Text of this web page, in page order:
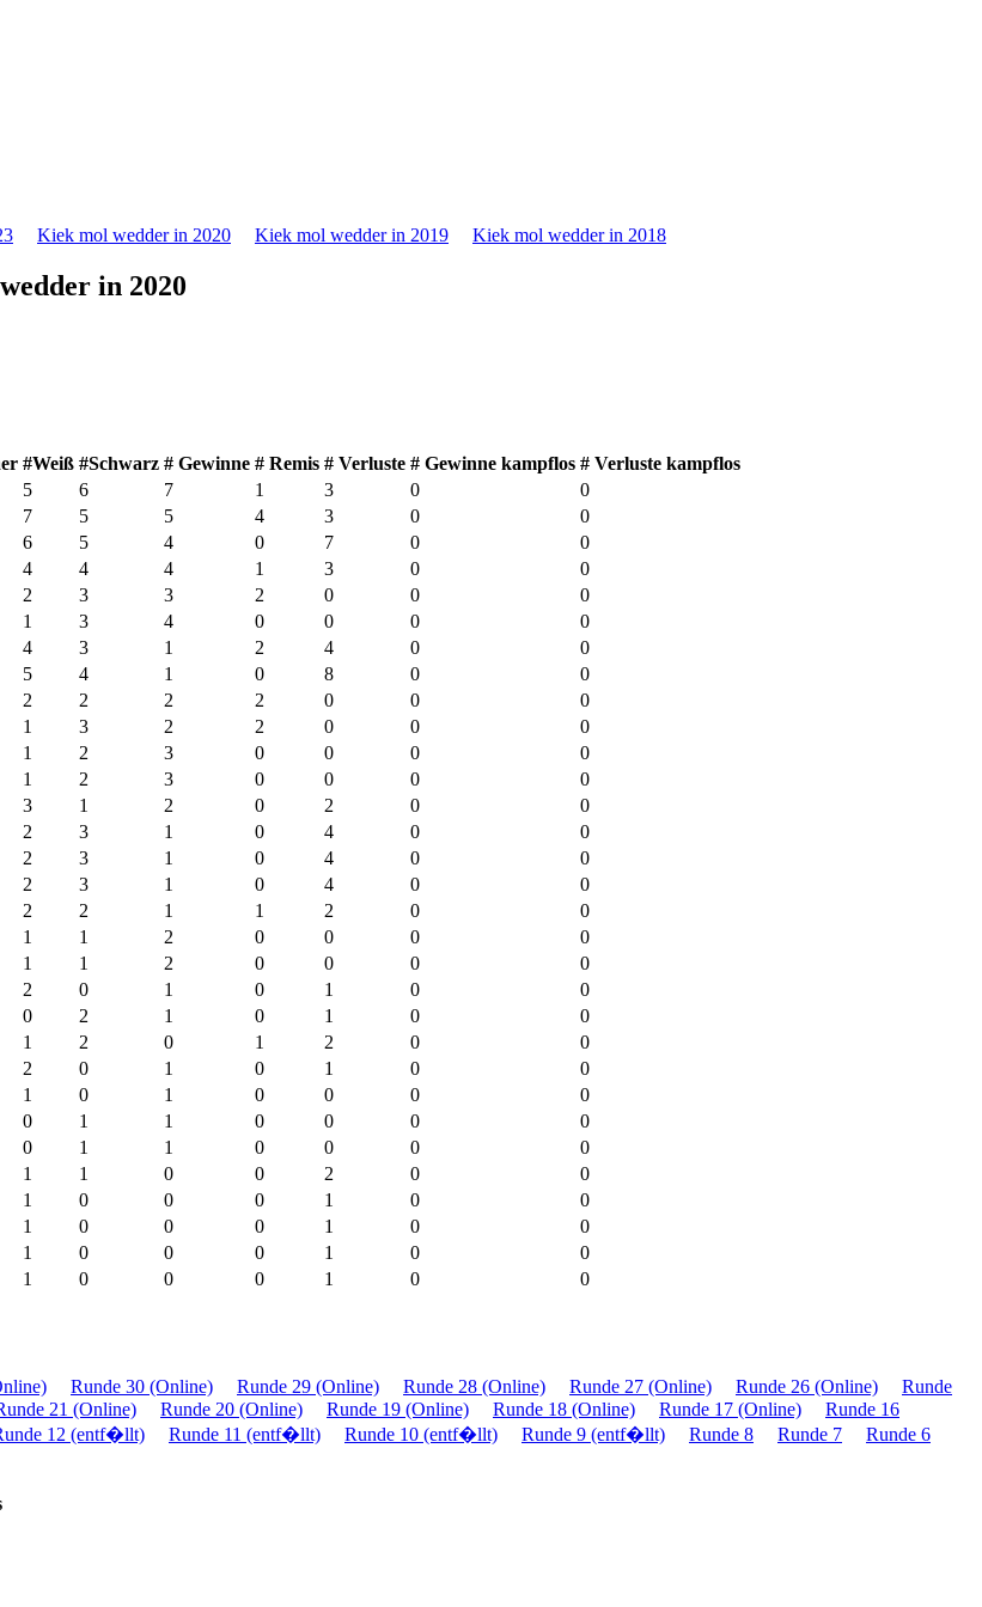
Kiek mol wedder in 2020 Kiek mol wedder in 2019 Kiek mol wedder in 2018
in 2020
#Weiß #Schwarz # Gewinne # Remis # Verluste # Gewinne kampflos # Verluste kampflos
5 6 7 1 3 0
0
7 5 5 4 3 0
0
6 5 4 0 7 0
0
4 4 4 1 3 0
0
2 3 3 2 0 0
0
1 3 4 0 0 0
0
4 3 1 2 4 0
0
5 4 1 0 8 0
0
2 2 2 2 0 0
0
1 3 2 2 0 0
0
1 2 3 0 0 0
0
1 2 3 0 0 0
0
3 1 2 0 2 0
0
2 3 1 0 4 0
0
2 3 1 0 4 0
0
2 3 1 0 4 0
0
2 2 1 1 2 0
0
1 1 2 0 0 0
0
1 1 2 0 0 0
0
2 0 1 0 1 0
0
0 2 1 0 1 0
0
1 2 0 1 2 0
0
2 0 1 0 1 0
0
1 0 1 0 0 0
0
0 1 1 0 0 0
0
0 1 1 0 0 0
0
1 1 0 0 2 0
0
1 0 0 0 1 0
0
1 0 0 0 1 0
0
1 0 0 0 1 0
0
1 0 0 0 1 0 0
Runde 30 (Online) Runde 29 (Online) Runde 28 (Online) Runde 27 (Online) Runde 26 (Online)
Runde
21 (Online) Runde 20 (Online) Runde 19 (Online) Runde 18 (Online) Runde 17 (Online)
Runde 16
12 (entf�llt) Runde 11 (entf�llt) Runde 10 (entf�llt) Runde 9 (entf�llt) Runde 8 Runde 7
Runde 6